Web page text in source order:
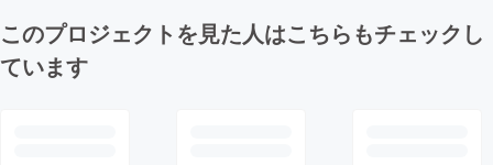
このプロジェクトを見た人はこちらもチェックし
ています